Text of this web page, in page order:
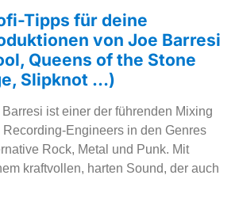
Tipps für deine
von Joe Barresi
Queens of the Stone
Slipknot …)
ist einer der führenden Mixing
Recording-Engineers in den Genres
Rock, Metal und Punk. Mit
kraftvollen, harten Sound, der auch